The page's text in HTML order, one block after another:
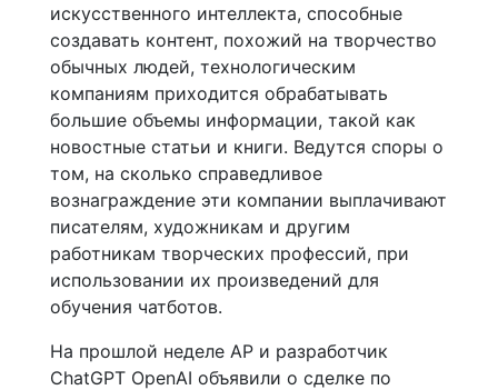
искусственного интеллекта, способные
создавать контент, похожий на творчество
обычных людей, технологическим
компаниям приходится обрабатывать
большие объемы информации, такой как
новостные статьи и книги. Ведутся споры о
том, на сколько справедливое
вознаграждение эти компании выплачивают
писателям, художникам и другим
работникам творческих профессий, при
использовании их произведений для
обучения чатботов.
На прошлой неделе AP и разработчик
ChatGPT OpenAI объявили о сделке по